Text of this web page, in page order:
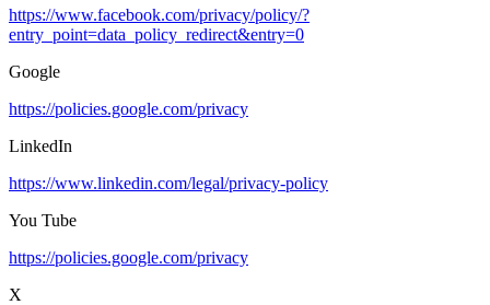
https://www.facebook.com/privacy/policy/?
entry_point=data_policy_redirect&entry=0
Google
https://policies.google.com/privacy
LinkedIn
https://www.linkedin.com/legal/privacy-policy
You Tube
https://policies.google.com/privacy
X